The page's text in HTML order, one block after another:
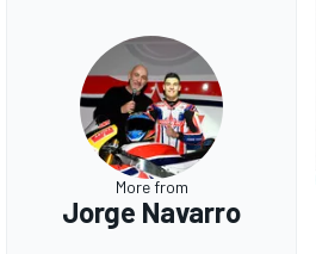
More from
Jorge Navarro